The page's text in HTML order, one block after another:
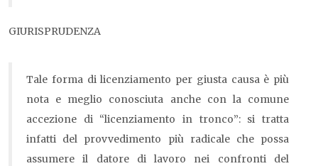
GIURISPRUDENZA
Tale forma di licenziamento per giusta causa è più
nota e meglio conosciuta anche con la comune
accezione di “licenziamento in tronco”: si tratta
infatti del provvedimento più radicale che possa
assumere il datore di lavoro nei confronti del